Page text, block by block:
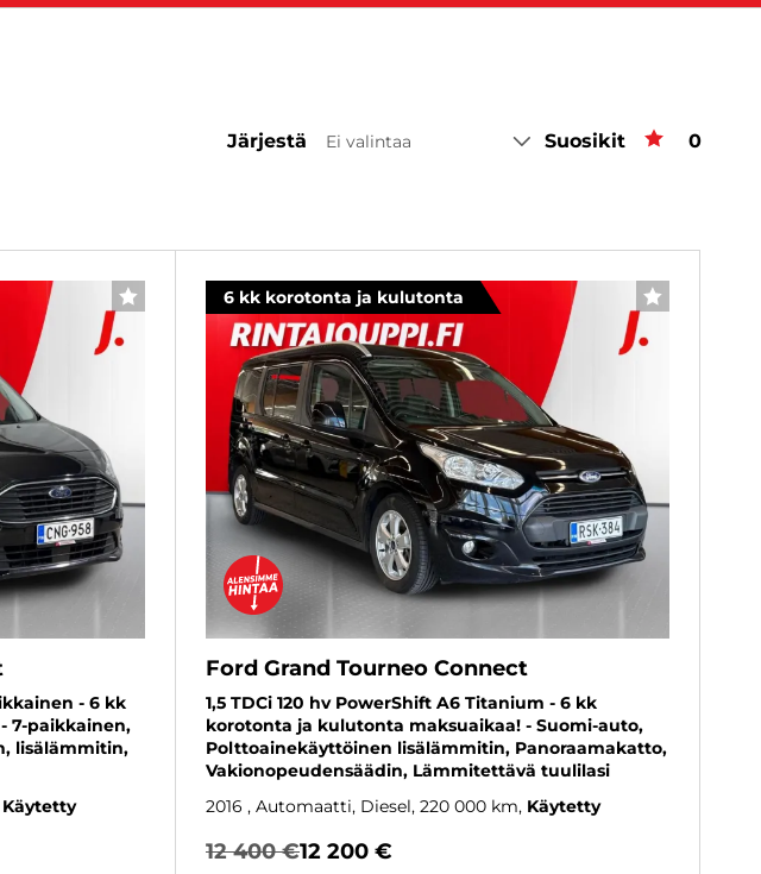
Järjestä Ei valintaa Suosikit 0
SUOSIKKI
- 6 kk
7-paikkainen,
lisälämmitin,
Käytetty
6 kk korotonta ja kulutonta SUOSIKKI
Ford Grand Tourneo Connect
1,5 TDCi 120 hv PowerShift A6 Titanium - 6 kk
korotonta ja kulutonta maksuaikaa! - Suomi-auto,
Polttoainekäyttöinen lisälämmitin, Panoraamakatto,
Vakionopeudensäädin, Lämmitettävä tuulilasi
2016 , Automaatti, Diesel, 220 000 km Käytetty
12 400 €12 200 €